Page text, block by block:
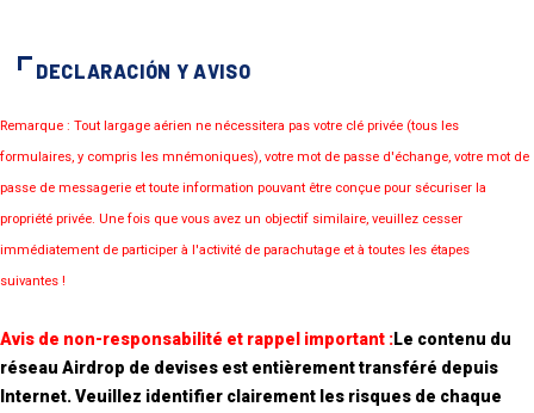
DECLARACIÓN Y AVISO
Remarque : Tout largage aérien ne nécessitera pas votre clé privée (tous les
formulaires, y compris les mnémoniques), votre mot de passe d'échange, votre mot de
passe de messagerie et toute information pouvant être conçue pour sécuriser la
propriété privée. Une fois que vous avez un objectif similaire, veuillez cesser
immédiatement de participer à l'activité de parachutage et à toutes les étapes
suivantes !
Avis de non-responsabilité et rappel important :Le contenu du
réseau Airdrop de devises est entièrement transféré depuis
Internet. Veuillez identifier clairement les risques de chaque